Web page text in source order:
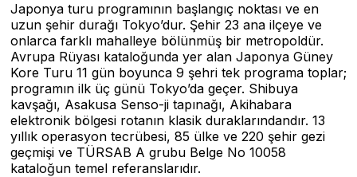
Japonya turu programının başlangıç noktası ve en
uzun şehir durağı Tokyo’dur. Şehir 23 ana ilçeye ve
onlarca farklı mahalleye bölünmüş bir metropoldür.
Avrupa Rüyası kataloğunda yer alan Japonya Güney
Kore Turu 11 gün boyunca 9 şehri tek programa toplar;
programın ilk üç günü Tokyo’da geçer. Shibuya
kavşağı, Asakusa Senso-ji tapınağı, Akihabara
elektronik bölgesi rotanın klasik duraklarındandır. 13
yıllık operasyon tecrübesi, 85 ülke ve 220 şehir gezi
geçmişi ve TÜRSAB A grubu Belge No 10058
kataloğun temel referanslarıdır.